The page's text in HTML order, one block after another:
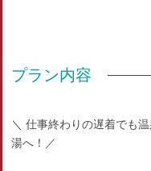
プラン内容
＼ 仕事終わりの遅着でも
湯へ！／